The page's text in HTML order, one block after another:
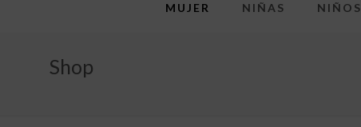
MUJER NIÑAS NIÑOS
Shop